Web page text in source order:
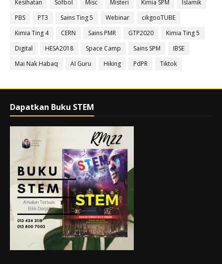
Kesihatan
Sofbol Misc Misteri Kimia SPM
Islamik
PBS
PT3 Sains Ting 5 Webinar
cikgooTUBE
Kimia Ting 4
CERN Sains PMR GTP2020
Kimia Ting 5
Digital
HESA2018 Space Camp Sains SPM
IBSE
Mai Nak Habaq
AI Guru Hiking PdPR Tiktok
Dapatkan Buku STEM